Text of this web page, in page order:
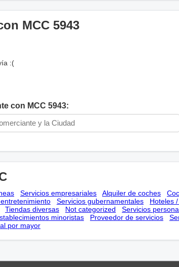
MCC 5943
:(
con MCC 5943:
Servicios empresariales Alquiler de coches
Servicios gubernamentales Hoteles
Tiendas diversas Not categorized Servicios
minoristas Proveedor de servicios
por mayor